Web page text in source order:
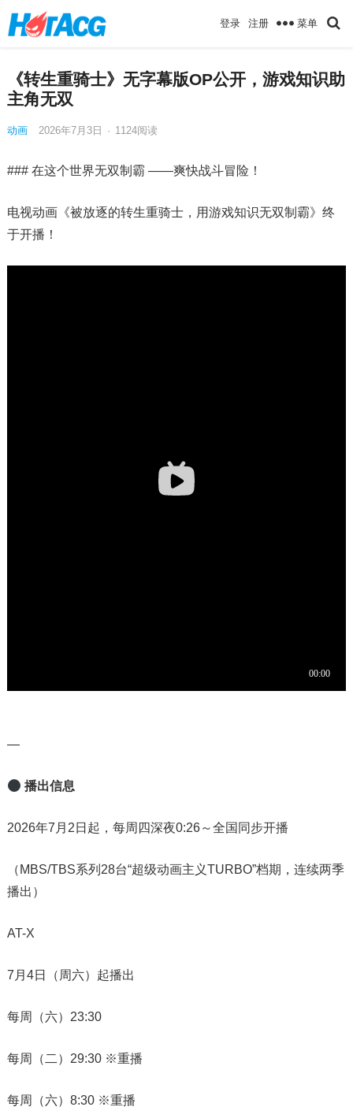
登录 注册 菜单
《转生重骑士》无字幕版OP公开，游戏知识助
主角无双
动画 2026年7月3日 · 1124阅读
### 在这个世界无双制霸 ——爽快战斗冒险！
电视动画《被放逐的转生重骑士，用游戏知识无双制霸》终
于开播！
—
播出信息
2026年7月2日起，每周四深夜0:26～全国同步开播
（MBS/TBS系列28台“超级动画主义TURBO”档期，连续两季
播出）
AT-X
7月4日（周六）起播出
每周（六）23:30
每周（二）29:30 ※重播
每周（六）8:30 ※重播